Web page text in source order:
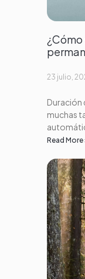
23 julio,
Duración
muchas
Read More